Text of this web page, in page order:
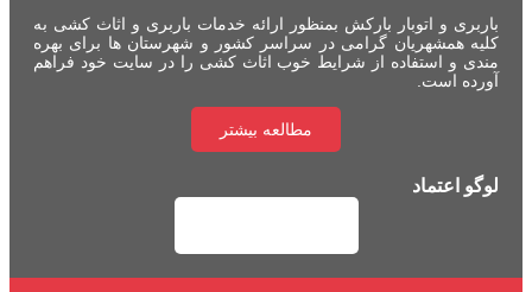
باربری و اتوبار بارکش بمنظور ارائه خدمات باربری و اثاث کشی به
کلیه همشهریان گرامی در سراسر کشور و شهرستان ها برای بهره
مندی و استفاده از شرایط خوب اثاث کشی را در سایت خود فراهم
آورده است.
مطالعه بیشتر
لوگو اعتماد